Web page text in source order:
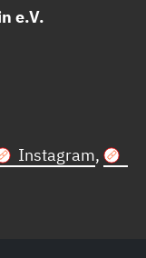
e.V.
Instagram,